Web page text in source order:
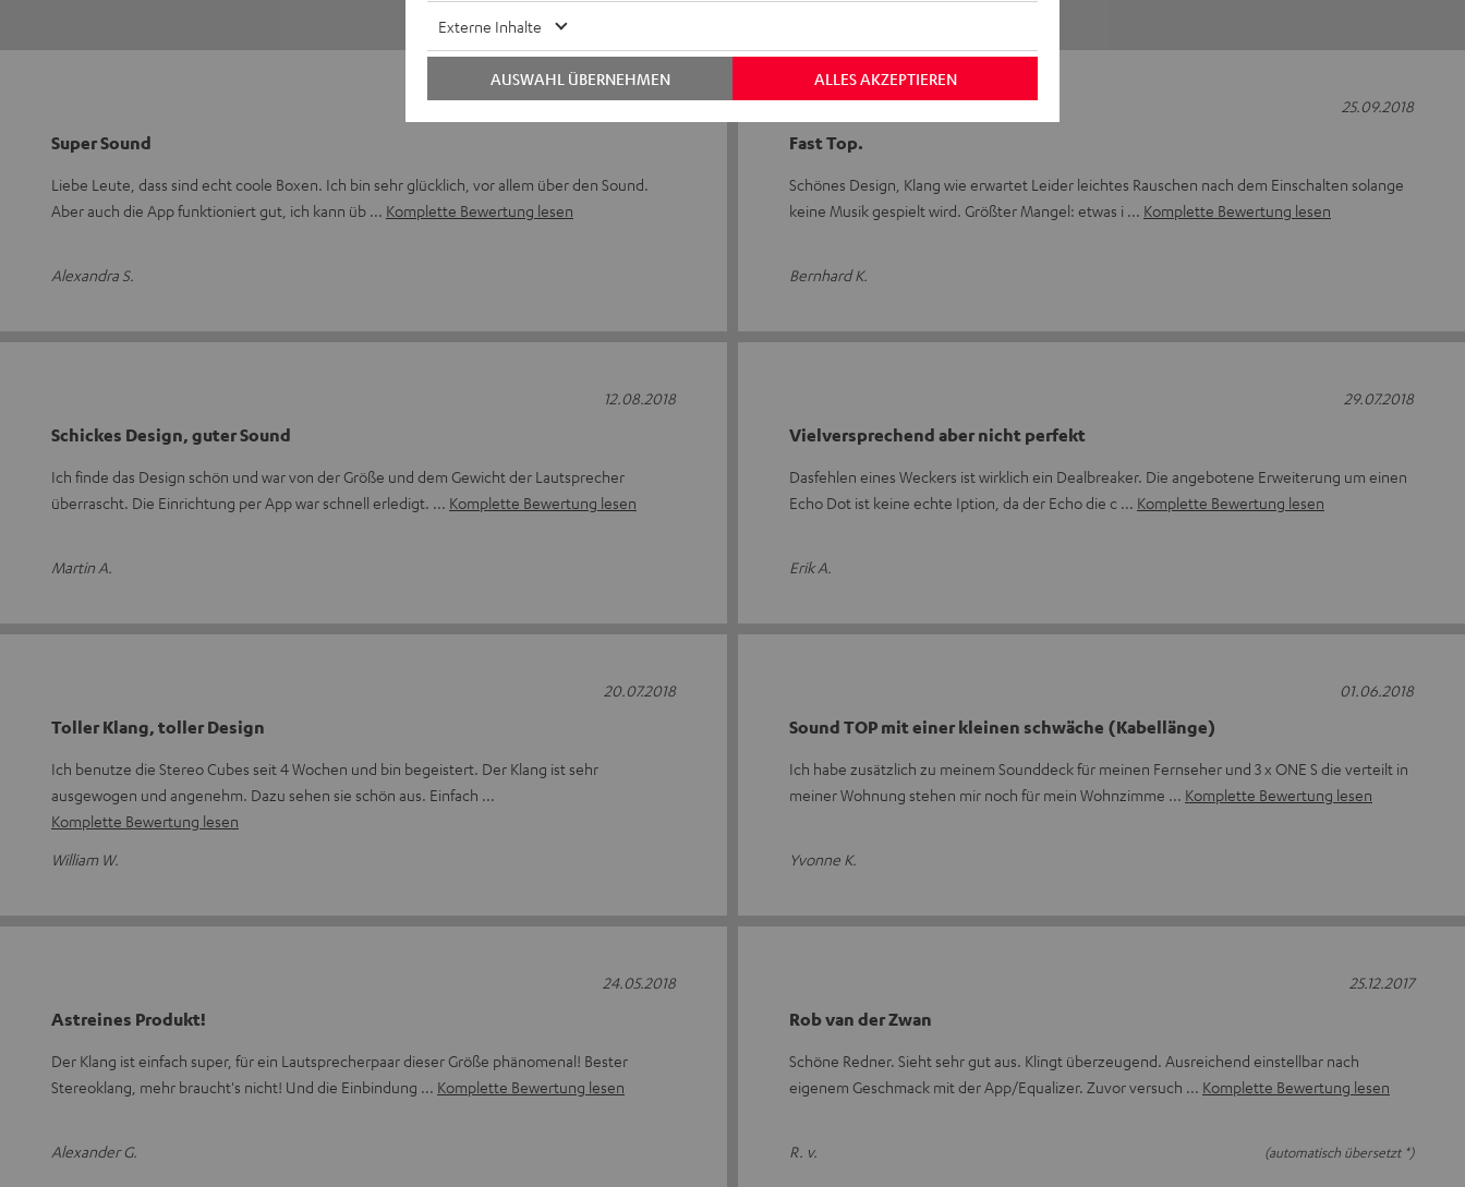
Super Sound
Liebe Leute, dass sind echt coole Boxen. Ich bin sehr glücklich, vor allem über den Sound.
Aber auch die App funktioniert gut, ich kann üb
Komplette Bewertung lesen
Alexandra S.
26.09.2018
Fast Top.
Schönes Design, Klang wie erwartet Leider leichtes Rauschen nach dem Einschalten solange
keine Musik gespielt wird. Größter Mangel: etwas i
Komplette Bewertung lesen
Bernhard K.
25.09.2018
Schickes Design, guter Sound
Ich finde das Design schön und war von der Größe und dem Gewicht der Lautsprecher
überrascht. Die Einrichtung per App war schnell erledigt.
Komplette Bewertung lesen
Martin A.
12.08.2018
Vielversprechend aber nicht perfekt
Dasfehlen eines Weckers ist wirklich ein Dealbreaker. Die angebotene Erweiterung um einen
Echo Dot ist keine echte Iption, da der Echo die c
Komplette Bewertung lesen
Erik A.
29.07.2018
Toller Klang, toller Design
Ich benutze die Stereo Cubes seit 4 Wochen und bin begeistert. Der Klang ist sehr
ausgewogen und angenehm. Dazu sehen sie schön aus. Einfach
Komplette Bewertung lesen
William W.
20.07.2018
Sound TOP mit einer kleinen schwäche (Kabellänge)
Ich habe zusätzlich zu meinem Sounddeck für meinen Fernseher und 3 x ONE S die verteilt in
meiner Wohnung stehen mir noch für mein Wohnzimme
Komplette Bewertung lesen
Yvonne K.
01.06.2018
Astreines Produkt!
Der Klang ist einfach super, für ein Lautsprecherpaar dieser Größe phänomenal! Bester
Stereoklang, mehr braucht's nicht! Und die Einbindung
Komplette Bewertung lesen
Alexander G.
24.05.2018
Rob van der Zwan
Schöne Redner. Sieht sehr gut aus. Klingt überzeugend. Ausreichend einstellbar nach
eigenem Geschmack mit der App/Equalizer. Zuvor versuch
Komplette Bewertung lesen
R. v. (automatisch übersetzt *)
25.12.2017
Externe Inhalte
ALLES AKZEPTIEREN
AUSWAHL ÜBERNEHMEN